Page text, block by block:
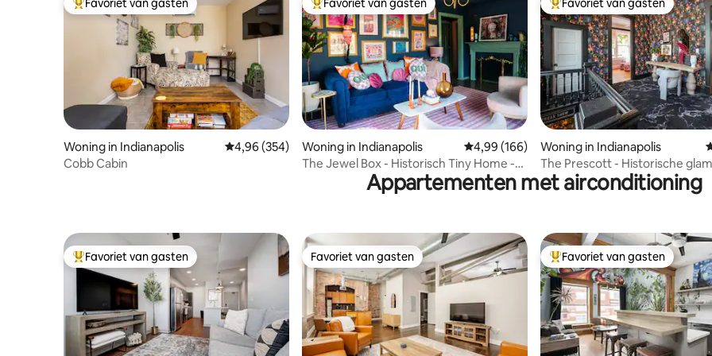
Topfavoriet van gasten
Favoriet van gasten
Woning in Indianapolis Gemiddelde beoordeling van 4,96 op 5, 354 recensies
4,96 (354)
Cobb Cabin
Topfavoriet van gasten
Favoriet van gasten
Woning in Indianapolis Gemiddelde beoordeling van 4,99 op 5, 166
4,99 (166)
The Jewel Box - Historisch Tiny Home -
Loop naar het centrum
Topfavoriet van gasten
Favoriet van gasten
Woning in Indianapolis
The Prescott - Historische
Gedurfde luxe
Appartementen met airconditioning
Topfavoriet van gasten
Favoriet van gasten Favoriet van gasten
Favoriet van gasten Topfavoriet van gasten
Favoriet van gasten